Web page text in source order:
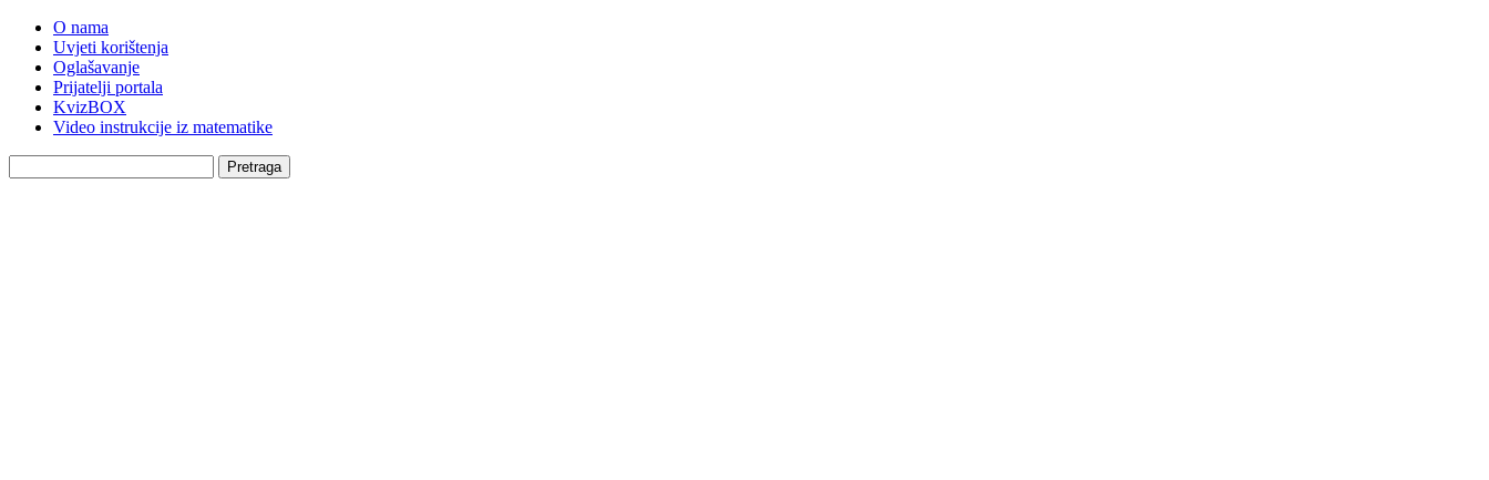
O nama
Uvjeti korištenja
Oglašavanje
Prijatelji portala
KvizBOX
Video instrukcije iz matematike
Pretraga